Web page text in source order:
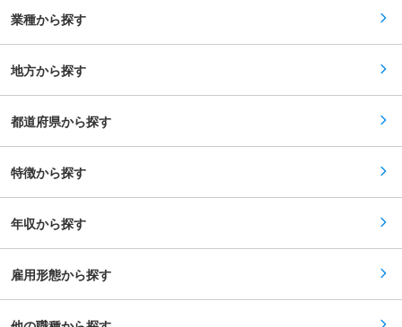
て生産者から直接仕入れて自社工場で一次加工
し、小売事業者へ直接販売する自社流通のビジネ
スモデルを確立しております。 ＜京野菜ブランド
茂の振り売りをモチーフに、生産者自ら新鮮野菜
京の伝統野菜をはじめ「小松菜」「胡瓜」など身
近な野菜も取り扱います。 洛市のご紹介：
https://www.rakuichi-yasai.com/ 『洛市』で
届けしています。京都は古の時代より食文化が発
で、高い要求に応えながら生産が続けられてきた
京野菜が多くあります。それら京野菜の伝統と文
化を未来へ継承していくのが洛市の役割です。 変
業種から探す
地方から探す
都道府県から探す
特徴から探す
年収から探す
雇用形態から探す